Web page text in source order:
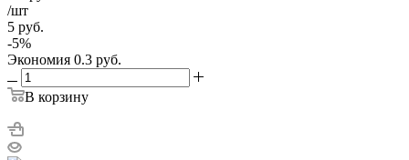
/шт
5 руб.
-5%
Экономия 0.3 руб.
В корзину